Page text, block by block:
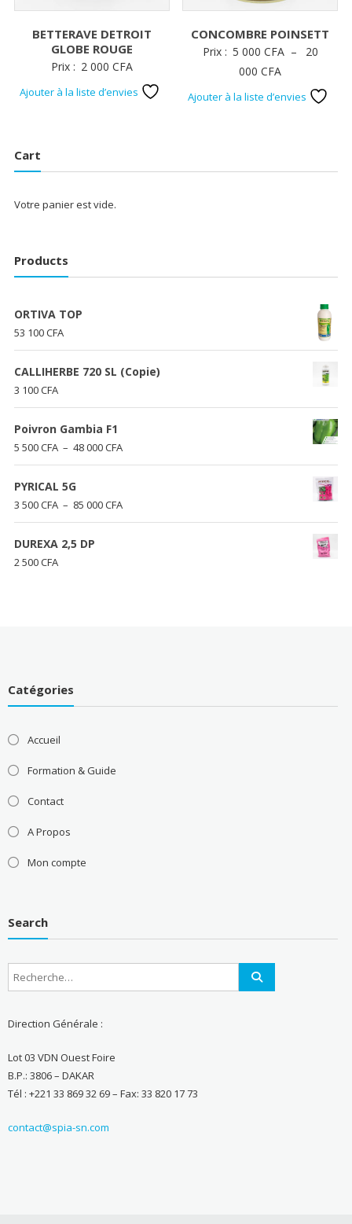
BETTERAVE DETROIT
GLOBE ROUGE
Prix : 2 000 CFA
Ajouter à la liste d’envies
CONCOMBRE POINSETT
Prix : 5 000 CFA –
20
000CFAPlage
de
à
Ajouter à la liste d’envies
Cart
Votre panier est vide.
Products
ORTIVA TOP
53 100CFA
CALLIHERBE 720 SL (Copie)
3 100CFA
Poivron Gambia F1
5 500CFA – 48 000CFAPlage
de
500 CFA
PYRICAL 5G
3 500CFA – 85 000CFAPlage
de
DUREXA 2,5 DP
2 500CFA
Catégories
Accueil
Formation & Guide
Contact
A Propos
Mon compte
Search
Direction Générale :
Lot 03 VDN Ouest Foire
B.P.: 3806 – DAKAR
Tél : +221 33 869 32 69 – Fax: 33 820 17 73
contact@spia-sn.com